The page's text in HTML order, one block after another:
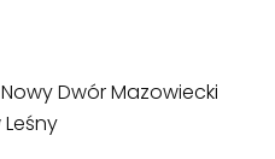
Dwór Mazowiecki